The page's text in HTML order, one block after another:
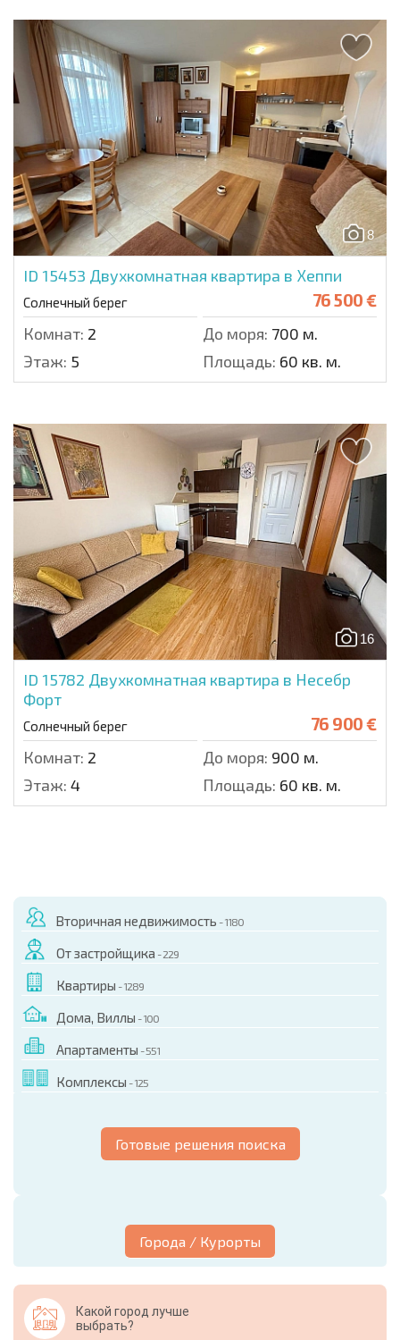
8
ID 15453 Двухкомнатная квартира в Хеппи
Солнечный берег 76 500 €
Комнат: 2 До моря: 700 м.
Этаж: 5 Площадь: 60 кв. м.
16
ID 15782 Двухкомнатная квартира в Несебр
Форт
Солнечный берег 76 900 €
Комнат: 2 До моря: 900 м.
Этаж: 4 Площадь: 60 кв. м.
Вторичная недвижимость - 1180
От застройщика - 229
Квартиры - 1289
Дома, Виллы - 100
Апартаменты - 551
Комплексы - 125
Готовые решения поиска
Города / Курорты
Какой город лучше
выбрать?